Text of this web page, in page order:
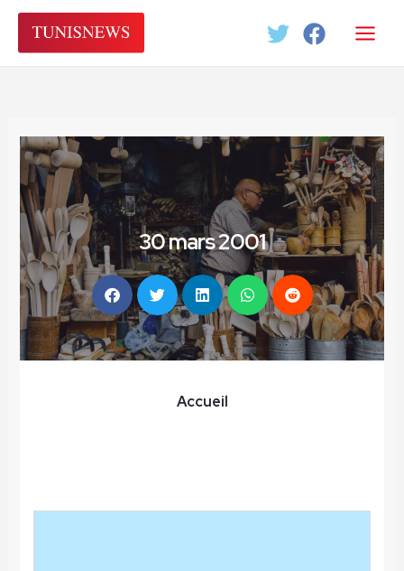
Aller
contenu
30 mars 2001
Accueil